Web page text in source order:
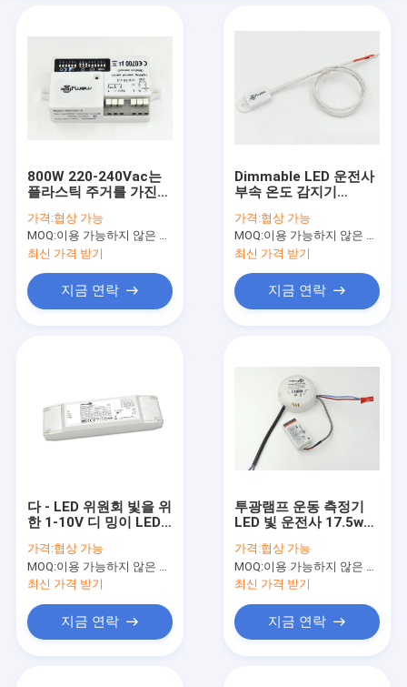
800W 220-240Vac는
플라스틱 주거를 가진
측정기를 입력했습니다
가격:협상 가능
MOQ:이용 가능하지 않은 생산 정지.
최신 가격 받기
지금 연락
Dimmable LED 운전사
부속 온도 감지기
가격:협상 가능
MOQ:이용 가능하지 않은 생산 정지.
최신 가격 받기
지금 연락
다 - LED 위원회 빛을 위
한 1-10V 디 밍이 LED
출력하십시오
가격:협상 가능
MOQ:이용 가능하지 않은 생산 정지.
최신 가격 받기
지금 연락
투광램프 운동 측정기
LED 빛 운전사 17.5w
을 찬성했습니다
가격:협상 가능
MOQ:이용 가능하지 않은 생산 정지.
최신 가격 받기
지금 연락